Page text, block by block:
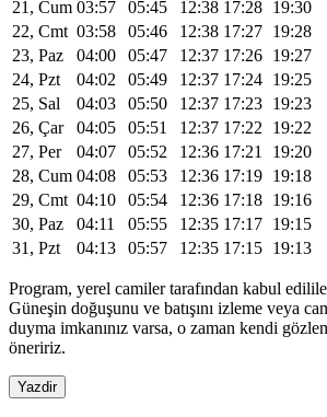
21, Cum 03:57 05:45 12:38 17:28 19:30
22, Cmt 03:58 05:46 12:38 17:27 19:28
23, Paz
04:00 05:47 12:37 17:26 19:27
24, Pzt
04:02 05:49 12:37 17:24 19:25
25, Sal
04:03 05:50 12:37 17:23 19:23
26, Çar
04:05 05:51 12:37 17:22 19:22
27, Per
04:07 05:52 12:36 17:21 19:20
28, Cum 04:08 05:53 12:36 17:19 19:18
29, Cmt 04:10 05:54 12:36 17:18 19:16
30, Paz
04:11 05:55 12:35 17:17 19:15
31, Pzt
04:13 05:57 12:35 17:15 19:13
Program, yerel camiler tarafından kabul
Güneşin doğuşunu ve batışını izleme veya
duyma imkanınız varsa, o zaman kendi
öneririz.
Yazdir